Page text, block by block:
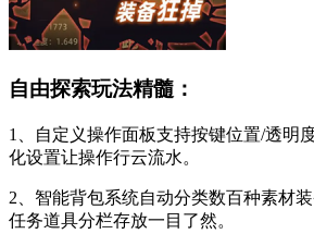
自由探索玩法精髓：
1、自定义操作面板支持按键位置/透明
化设置让操作行云流水。
2、智能背包系统自动分类数百种素材
任务道具分栏存放一目了然。